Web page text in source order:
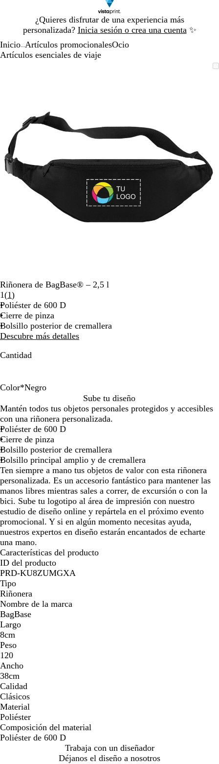
¿Quieres disfrutar de una experiencia más
personalizada? Inicia sesión o crea una cuenta ✨
1
Inicio Artículos promocionalesOcio
Artículos esenciales de viaje
menos
para
y
alejar
y
las
flechas
para
Riñonera de BagBase® – 2,5 l
1(1Leer
1
reseñas
)
Poliéster de 600 D
Cierre de pinza
Bolsillo posterior de cremallera
Descubre más detalles
Cantidad
Color*Negro
e
g
r
o
z
u
l
r
e
a
l
i
n
t
e
n
s
o
i
n
t
o
o
j
o
c
l
á
s
i
c
o
m
a
r
i
l
l
o
f
l
u
o
r
e
s
c
e
n
t
e
z
u
l
f
r
a
n
c
é
s
u
c
s
i
a
r
i
s
g
r
a
f
i
t
o
a
m
u
f
l
a
j
e
s
e
l
v
a
e
r
d
e
l
i
m
a
a
r
a
n
j
a
l
a
n
c
o
Sube tu diseño
Mantén todos tus objetos personales protegidos y accesibles
con una riñonera personalizada.
Poliéster de 600 D
Cierre de pinza
Bolsillo posterior de cremallera
Bolsillo principal amplio y de cremallera
Ten siempre a mano tus objetos de valor con esta riñonera
personalizada. Es un accesorio fantástico para mantener las
manos libres mientras sales a correr, de excursión o con la
bici. Sube tu logotipo al área de impresión con nuestro
estudio de diseño online y repártela en el próximo evento
promocional. Y si en algún momento necesitas ayuda,
nuestros expertos en diseño estarán encantados de echarte
una mano.
Características del producto
ID del producto
PRD-KU8ZUMGXA
Tipo
Riñonera
Nombre de la marca
BagBase
Largo
8cm
Peso
120
Ancho
38cm
Calidad
Clásicos
Material
Poliéster
Composición del material
Poliéster de 600 D
Trabaja con un diseñador
Déjanos el diseño a nosotros